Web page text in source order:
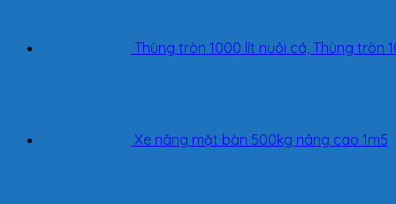
Thùng tròn 1000 lít nuôi cá, Thùng tròn
Xe nâng mặt bàn 500kg nâng cao 1m5